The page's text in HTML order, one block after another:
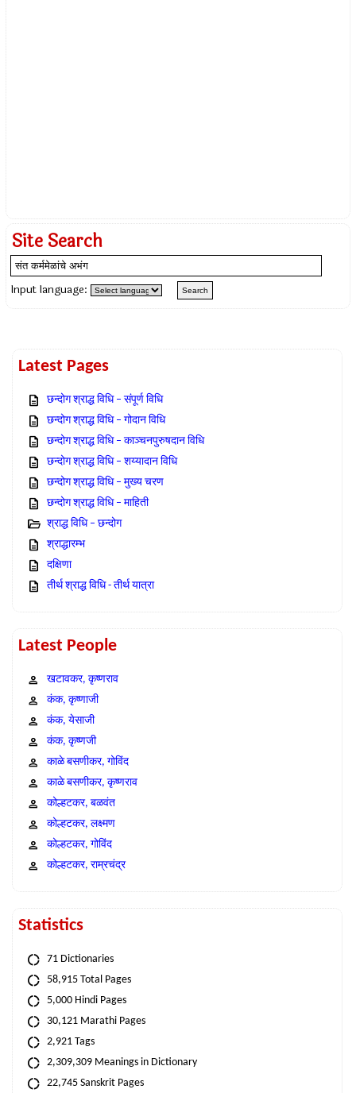
Site Search
Input language:
Latest Pages
छन्दोग श्राद्ध विधि – संपूर्ण विधि
छन्दोग श्राद्ध विधि – गोदान विधि
छन्दोग श्राद्ध विधि – काञ्चनपुरुषदान विधि
छन्दोग श्राद्ध विधि – शय्यादान विधि
छन्दोग श्राद्ध विधि – मुख्य चरण
छन्दोग श्राद्ध विधि – माहिती
श्राद्ध विधि – छन्दोग
श्राद्धारम्भ
दक्षिणा
तीर्थ श्राद्ध विधि - तीर्थ यात्रा
Latest People
खटावकर, कृष्णराव
कंक, कृष्णाजी
कंक, येसाजी
कंक, कृष्णजी
काळे बसणीकर, गोविंद
काळे बसणीकर, कृष्णराव
कोल्हटकर, बळवंत
कोल्हटकर, लक्ष्मण
कोल्हटकर, गोविंद
कोल्हटकर, राम्रचंद्र
Statistics
71 Dictionaries
58,915 Total Pages
5,000 Hindi Pages
30,121 Marathi Pages
2,921 Tags
2,309,309 Meanings in Dictionary
22,745 Sanskrit Pages